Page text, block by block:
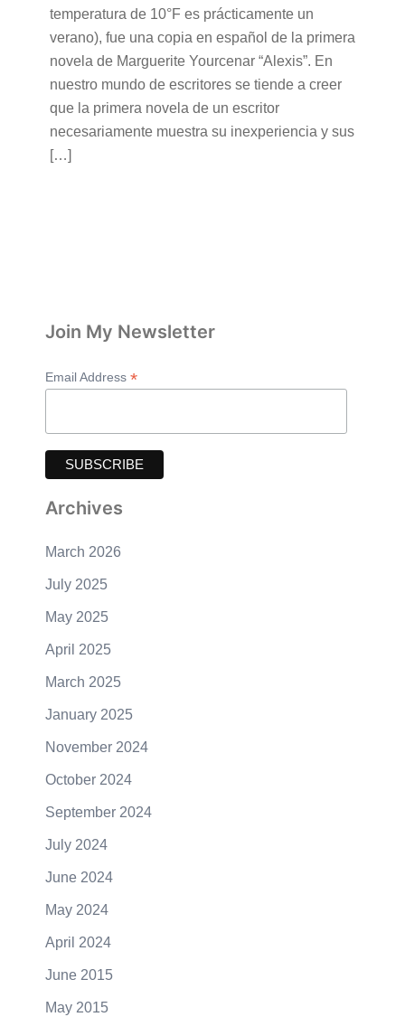
temperatura de 10°F es prácticamente un
verano), fue una copia en español de la primera
novela de Marguerite Yourcenar “Alexis”. En
nuestro mundo de escritores se tiende a creer
que la primera novela de un escritor
necesariamente muestra su inexperiencia y sus
[…]
Join My Newsletter
Email Address *
Archives
March 2026
July 2025
May 2025
April 2025
March 2025
January 2025
November 2024
October 2024
September 2024
July 2024
June 2024
May 2024
April 2024
June 2015
May 2015